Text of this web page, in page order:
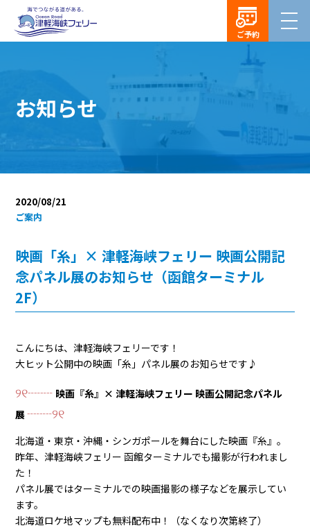
ご予約
お知らせ
2020/08/21
ご案内
映画「糸」× 津軽海峡フェリー 映画公開記
念パネル展のお知らせ（函館ターミナル
2F）
こんにちは、津軽海峡フェリーです！
大ヒット公開中の映画「糸」パネル展のお知らせです♪
୨୧┈┈ 映画『糸』× 津軽海峡フェリー 映画公開記念パネル
展┈┈୨୧
北海道・東京・沖縄・シンガポールを舞台にした映画『糸』。
昨年、津軽海峡フェリー 函館ターミナルでも撮影が行われまし
た！
パネル展ではターミナルでの映画撮影の様子などを展示してい
ます。
北海道ロケ地マップも無料配布中！（なくなり次第終了）